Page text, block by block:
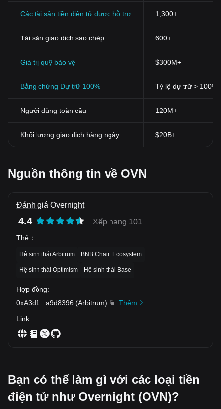
Các tài sản tiền điện tử được hỗ trợ 1,300+
Tài sản giao dịch sao chép 600+
Giá trị quỹ bảo vệ $300M+
Bằng chứng Dự trữ 100% Tỷ lệ dự trữ > 100%
Người dùng toàn cầu 120M+
Khối lượng giao dịch hàng ngày $20B+
Nguồn thông tin về OVN
Đánh giá Overnight
4.4 Xếp hạng 101
Thẻ ：
Hệ sinh thái Arbitrum BNB Chain Ecosystem
Hệ sinh thái Optimism Hệ sinh thái Base
Hợp đồng:
0xA3d1
a9d8396 (Arbitrum)
Thêm
Link:
Bạn có thể làm gì với các loại tiền
điện tử như Overnight (OVN)?